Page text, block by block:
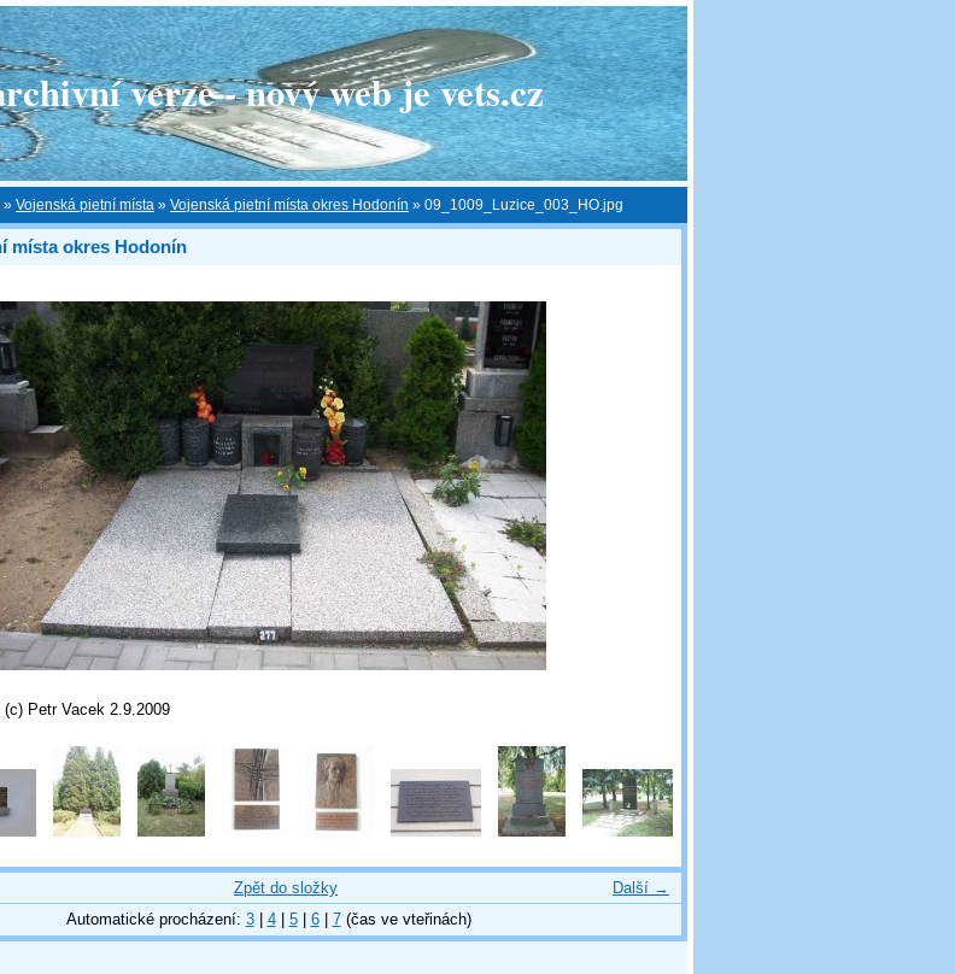
verze - nový web je vets.cz
» Vojenská pietní místa » Vojenská pietní místa okres Hodonín » 09_1009_Luzice_003_HO.jpg
místa okres Hodonín
(c) Petr Vacek 2.9.2009
Další →
Zpět do složky
Automatické procházení: 3| 4| 5| 6| 7(čas ve vteřinách)